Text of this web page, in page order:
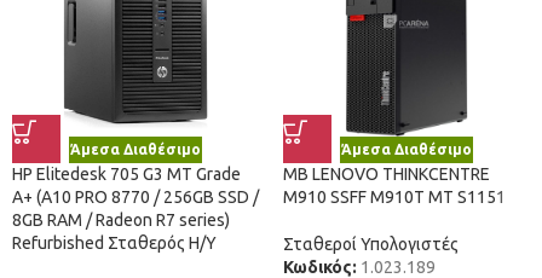
Άμεσα Διαθέσιμο
HP Elitedesk 705 G3 MT Grade
A+ (A10 PRO 8770 / 256GB SSD /
8GB RAM / Radeon R7 series)
Refurbished Σταθερός Η/Υ
Άμεσα Διαθέσιμο
MB LENOVO THINKCENTRE
M910 SSFF M910T ΜΤ S1151
Σταθεροί Υπολογιστές
Κωδικός: 1.023.189